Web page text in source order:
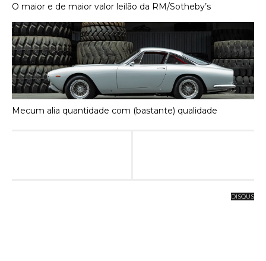
O maior e de maior valor leilão da RM/Sotheby’s
Mecum alia quantidade com (bastante) qualidade
DISQUS